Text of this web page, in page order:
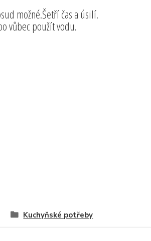
možné.Šetří čas a úsilí.
vůbec použít vodu.
Kuchyňské potřeby